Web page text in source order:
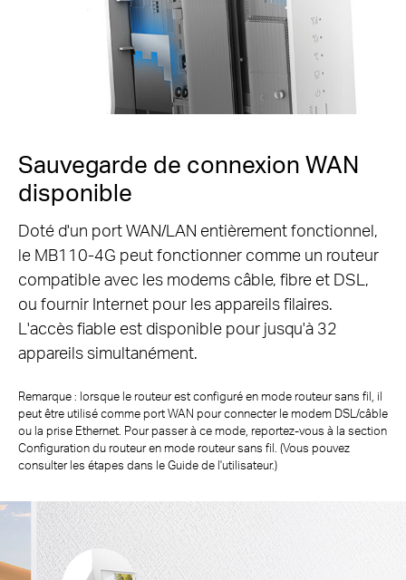
Sauvegarde de connexion WAN
disponible
Doté d'un port WAN/LAN entièrement fonctionnel,
le MB110-4G peut fonctionner comme un routeur
compatible avec les modems câble, fibre et DSL,
ou fournir Internet pour les appareils filaires.
L'accès fiable est disponible pour jusqu'à 32
appareils simultanément.
Remarque : lorsque le routeur est configuré en mode routeur sans fil, il
peut être utilisé comme port WAN pour connecter le modem DSL/câble
ou la prise Ethernet. Pour passer à ce mode, reportez-vous à la section
Configuration du routeur en mode routeur sans fil. (Vous pouvez
consulter les étapes dans le Guide de l'utilisateur.)